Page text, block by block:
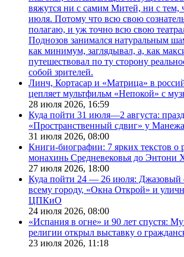
вяжутся ни с самим Митей, ни с тем,
июля. Потому что всю свою
полагаю, и уж точно всю свою
Поднозов занимался натуральным
как минимум, заглядывал, а, как
путешествовал по ту сторону
собой зрителей.
Линч, Кортасар и «Матрица» в
цепляет мультфильм «Непокой» с
28 июля 2026, 16:59
Куда пойти 31 июля—2 августа:
«Пространственный сдвиг» у
31 июля 2026, 08:00
Книги-биографии: 7 ярких текстов о
монахинь Средневековья до Энтони
27 июля 2026, 18:00
Куда пойти 24 — 26 июля: Джазовый
всему городу, «Окна Открой» и
ЦПКиО
24 июля 2026, 08:00
«Испания в огне» и 90 лет спустя:
религии открыл выставку о
23 июля 2026, 11:18